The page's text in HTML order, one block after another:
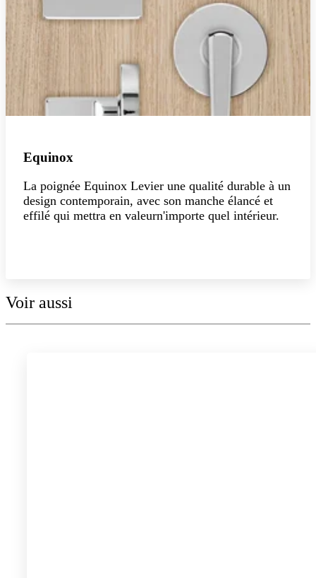
Equinox
La poignée Equinox Levier une qualité durable à un
design contemporain, avec son manche élancé et
effilé qui mettra en valeurn'importe quel intérieur.
Voir aussi